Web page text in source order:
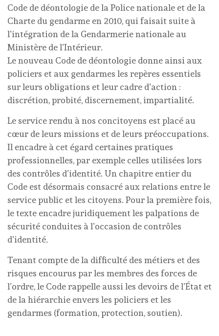
Code de déontologie de la Police nationale et de la
Charte du gendarme en 2010, qui faisait suite à
l’intégration de la Gendarmerie nationale au
Ministère de l’Intérieur.
Le nouveau Code de déontologie donne ainsi aux
policiers et aux gendarmes les repères essentiels
sur leurs obligations et leur cadre d’action :
discrétion, probité, discernement, impartialité.
Le service rendu à nos concitoyens est placé au
cœur de leurs missions et de leurs préoccupations.
Il encadre à cet égard certaines pratiques
professionnelles, par exemple celles utilisées lors
des contrôles d’identité. Un chapitre entier du
Code est désormais consacré aux relations entre le
service public et les citoyens. Pour la première fois,
le texte encadre juridiquement les palpations de
sécurité conduites à l’occasion de contrôles
d’identité.
Tenant compte de la difficulté des métiers et des
risques encourus par les membres des forces de
l’ordre, le Code rappelle aussi les devoirs de l’État et
de la hiérarchie envers les policiers et les
gendarmes (formation, protection, soutien).